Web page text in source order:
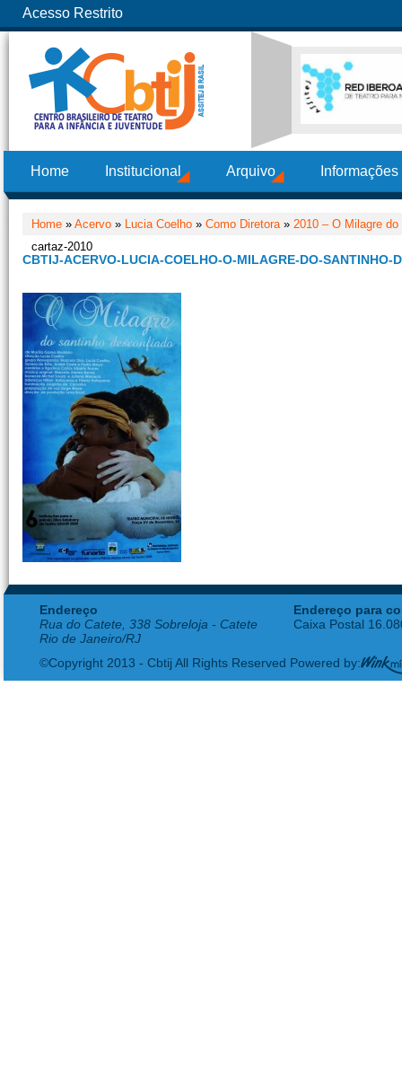
Acesso Restrito
Home Institucional Arquivo
Home » Acervo » Lucia Coelho » Como Diretora» 2010 – O Milagre
cartaz-2010
CBTIJ-ACERVO-LUCIA-COELHO-O-MILAGRE-DO-SANTINHO-
Endereço
Rua do Catete, 338 Sobreloja - Catete
Rio de Janeiro/RJ
Endereço para
Caixa Postal
©Copyright 2013 - Cbtij All Rights Reserved Powered by: